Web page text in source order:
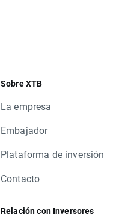
Sobre XTB
La empresa
Embajador
Plataforma de inversión
Contacto
Relación con Inversores